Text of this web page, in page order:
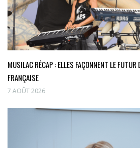
MUSILAC RÉCAP : ELLES FAÇONNENT LE FUTUR
FRANÇAISE
7 AOÛT 2026